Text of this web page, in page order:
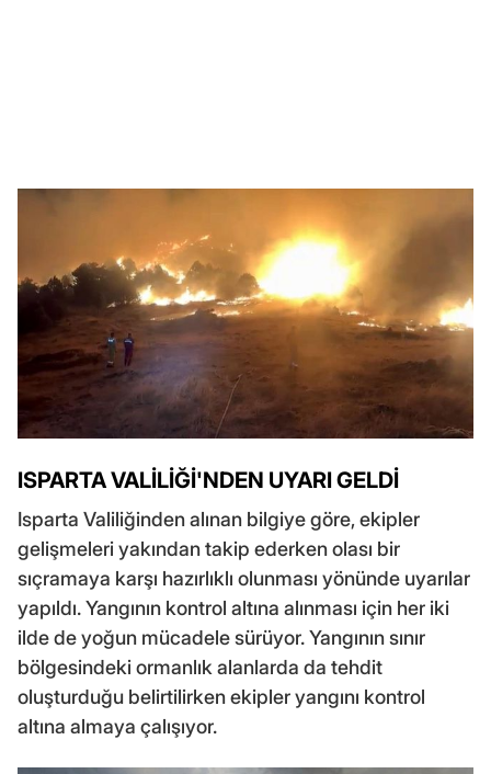
ISPARTA VALİLİĞİ'NDEN UYARI GELDİ
Isparta Valiliğinden alınan bilgiye göre, ekipler
gelişmeleri yakından takip ederken olası bir
sıçramaya karşı hazırlıklı olunması yönünde uyarılar
yapıldı. Yangının kontrol altına alınması için her iki
ilde de yoğun mücadele sürüyor. Yangının sınır
bölgesindeki ormanlık alanlarda da tehdit
oluşturduğu belirtilirken ekipler yangını kontrol
altına almaya çalışıyor.